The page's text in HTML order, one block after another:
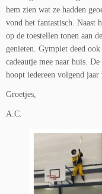
hem zien wat ze hadden
vond het fantastisch. Naast
op de toestellen tonen aan
genieten. Gympiet deed
cadeautje mee naar huis.
hoopt iedereen volgend
Groetjes,
A.C.